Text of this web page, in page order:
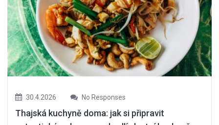
30.4.2026 No Responses
Thajská kuchyně doma: jak si připravit